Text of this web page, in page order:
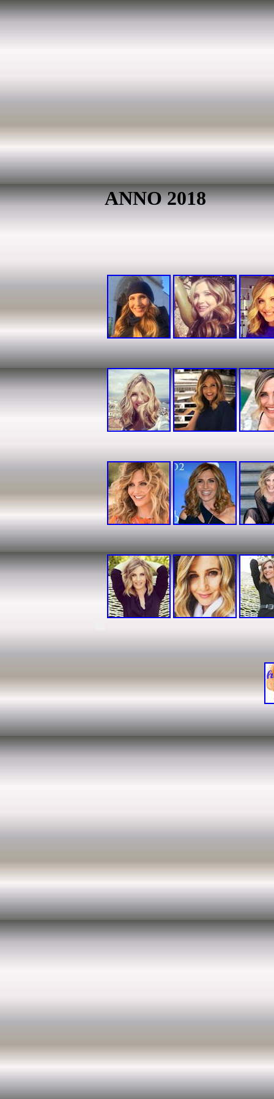
ANNO 2018